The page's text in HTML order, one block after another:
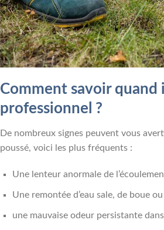
Comment savoir quand
professionnel ?
De nombreux signes peuvent vous
poussé, voici les plus fréquents :
Une lenteur anormale de
Une remontée d’eau sale, de boue
une mauvaise odeur persistante